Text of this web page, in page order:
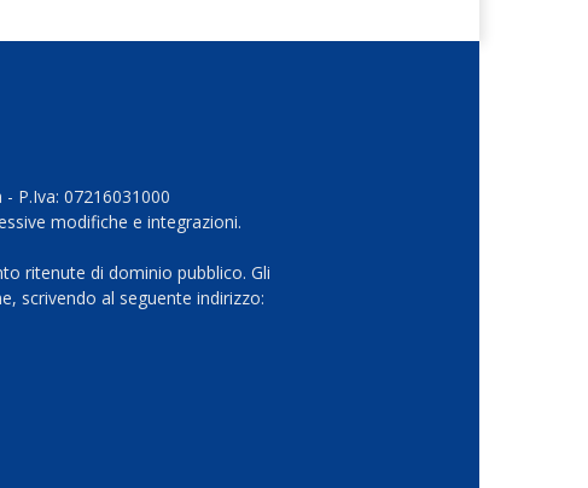
P.Iva: 07216031000
modifiche e integrazioni.
ritenute di dominio pubblico. Gli
scrivendo al seguente indirizzo: